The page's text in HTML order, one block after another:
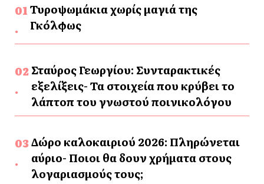
Τυροψωμάκια χωρίς μαγιά της
Γκόλφως
Σταύρος Γεωργίου: Συνταρακτικές
εξελίξεις- Τα στοιχεία που κρύβει το
λάπτοπ του γνωστού ποινικολόγου
Δώρο καλοκαιριού 2026: Πληρώνεται
αύριο- Ποιοι θα δουν χρήματα στους
λογαριασμούς τους;